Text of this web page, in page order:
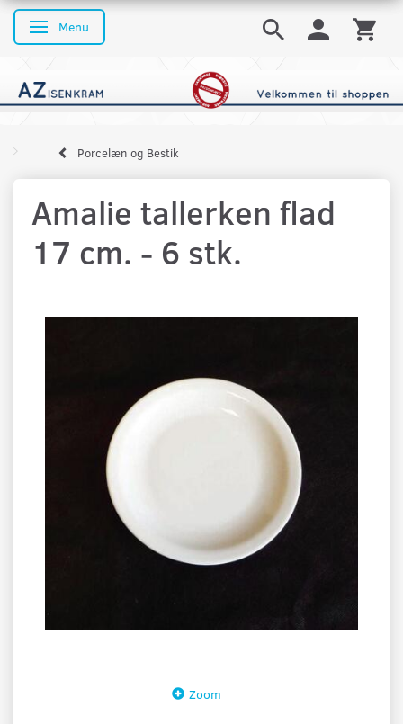
Skifte navigation
Menu
Porcelæn og Bestik
Amalie tallerken flad
17 cm. - 6 stk.
Zoom